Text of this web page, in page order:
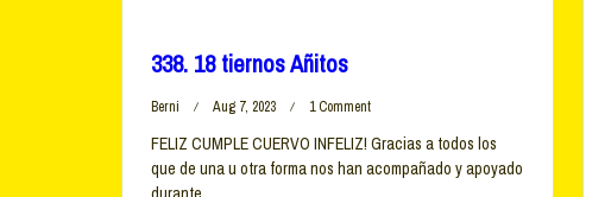
338. 18 tiernos Añitos
Berni Aug 7, 2023 1 CommentOn
18
Tiernos
FELIZ CUMPLE CUERVO INFELIZ! Gracias a todos los
que de una u otra forma nos han acompañado y apoyado